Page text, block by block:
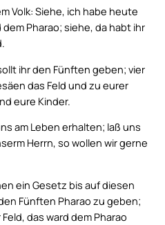
Volk: Siehe, ich habe heute
Pharao; siehe, da habt ihr
ihr den Fünften geben; vier
das Feld und zu eurer
eure Kinder.
am Leben erhalten; laß uns
Herrn, so wollen wir gerne
ein Gesetz bis auf diesen
Fünften Pharao zu geben;
das ward dem Pharao